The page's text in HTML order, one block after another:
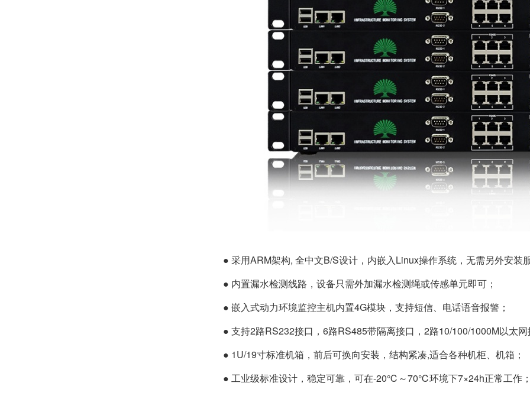
● 采用ARM架构, 全中文B/S设计，内嵌入Linux操作系统，无需另外安装
● 内置漏水检测线路，设备只需外加漏水检测绳或传感单元即可；
● 嵌入式动力环境监控主机内置4G模块，支持短信、电话语音报警；
● 支持2路RS232接口，6路RS485带隔离接口，2路10/100/1000M以太网
● 1U/19寸标准机箱，前后可换向安装，结构紧凑,适合各种机柜、机箱；
● 工业级标准设计，稳定可靠，可在-20℃～70℃环境下7×24h正常工作